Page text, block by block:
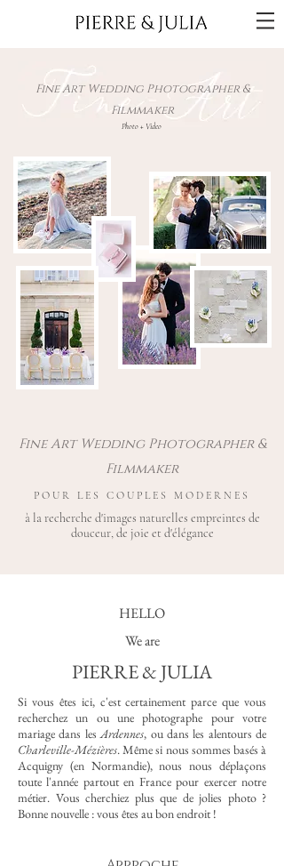
Fine Art Wedding Photographer &
Filmmaker
Photo + Video
Fine Art Wedding Photographer &
Filmmaker
POUR LES COUPLES MODERNES
à la recherche d'images naturelles empreintes de
douceur, de joie et d'élégance
HELLO
We are
PIERRE & JULIA
Si vous êtes ici, c'est certainement parce que vous
recherchez un ou une photographe pour votre
mariage dans lesArdennes, ou dans les alentours de
Charleville-Mézières. Même si nous sommes basés à
Acquigny (en Normandie), nous nous déplaçons
toute l'année partout en France pour exercer notre
métier. Vous cherchiez plus que de jolies photo ?
Bonne nouvelle : vous êtes au bon endroit !